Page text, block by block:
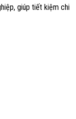
giúp tiết kiệm chi